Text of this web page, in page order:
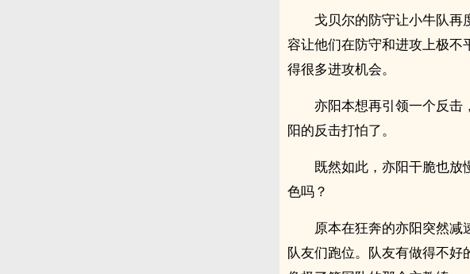
戈贝尔的防守让小牛队再
容让他们在防守和进攻上极
得很多进攻机会。
亦阳本想再引领一个反击
阳的反击打怕了。
既然如此，亦阳干脆也放
色吗？
原本在狂奔的亦阳突然
队友们跑位。队友有做得不